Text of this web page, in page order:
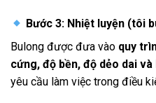
Bước 3: Nhiệt luyện (tôi
Bulong được đưa vào quy
cứng, độ bền, độ dẻo dai
yêu cầu làm việc trong điều